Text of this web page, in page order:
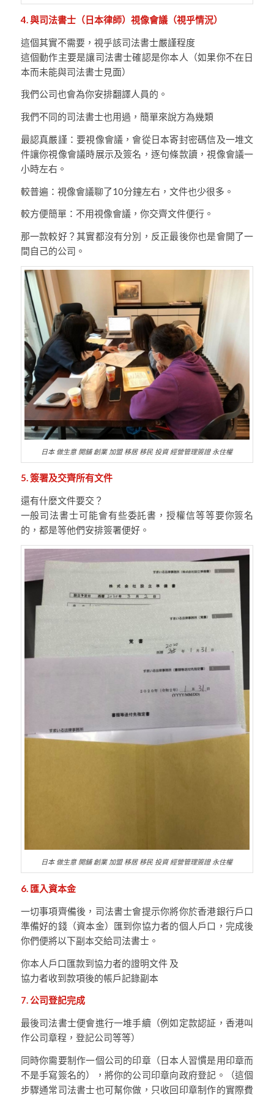
4. 與司法書士（日本律師）視像會議（視乎情況）
這個其實不需要，視乎該司法書士嚴謹程度
這個動作主要是讓司法書士確認是你本人（如果你不在日
本而未能與司法書士見面）
我們公司也會為你安排翻譯人員的。
我們不同的司法書士也用過，簡單來說方為幾類
最認真嚴謹：要視像會議，會從日本寄封密碼信及一堆文
件讓你視像會議時展示及簽名，逐句條款讀，視像會議一
小時左右。
較普遍：視像會議聊了10分鐘左右，文件也少很多。
較方便簡單：不用視像會議，你交齊文件便行。
那一款較好？其實都沒有分別，反正最後你也是會開了一
間自己的公司。
日本 做生意 開舖 創業 加盟 移居 移民 投資 經營管理簽證 永住權
5. 簽署及交齊所有文件
還有什麼文件要交？
一般司法書士可能會有些委託書，授權信等等要你簽名
的，都是等他們安排簽署便好。
日本 做生意 開舖 創業 加盟 移居 移民 投資 經營管理簽證 永住權
6. 匯入資本金
一切事項齊備後，司法書士會提示你將你於香港銀行戶口
準備好的錢（資本金）匯到你協力者的個人戶口，完成後
你們便將以下副本交給司法書士。
你本人戶口匯款到協力者的證明文件 及
協力者收到款項後的帳戶記錄副本
7. 公司登記完成
最後司法書士便會進行一堆手續（例如定款認証，香港叫
作公司章程，登記公司等等）
同時你需要制作一個公司的印章（日本人習慣是用印章而
不是手寫簽名的），將你的公司印章向政府登記。（這個
步驟通常司法書士也可幫你做，只收回印章制作的實際費